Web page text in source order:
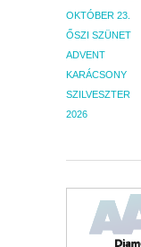
OKTÓBER 23.
ŐSZI SZÜNET
ADVENT
KARÁCSONY
SZILVESZTER
2026